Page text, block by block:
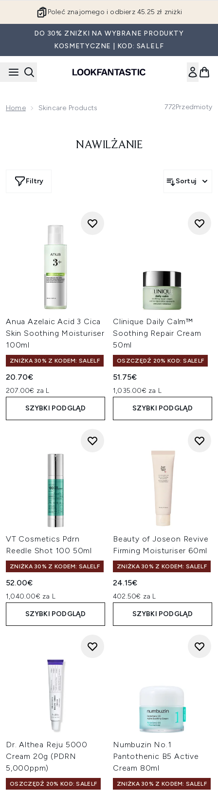
Poleć znajomego i odbierz 45.25 zł zniżki
DO 30% ZNIŻKI NA WYBRANE PRODUKTY
KOSMETYCZNE | KOD: SALELF
Home Skincare Products 772Przedmioty
NAWILŻANIE
Filtry Sortuj
Anua Azelaic Acid 3 Cica
Skin Soothing Moisturiser
100ml
ZNIŻKA 30% Z KODEM: SALELF
20.70€
207.00€ za L
SZYBKI PODGLĄD
Clinique Daily Calm™
Soothing Repair Cream
50ml
OSZCZĘDŹ 20% KOD: SALELF
51.75€
1,035.00€ za L
SZYBKI PODGLĄD
VT Cosmetics Pdrn
Reedle Shot 100 50ml
ZNIŻKA 30% Z KODEM: SALELF
52.00€
1,040.00€ za L
SZYBKI PODGLĄD
Beauty of Joseon Revive
Firming Moisturiser 60ml
ZNIŻKA 30% Z KODEM: SALELF
24.15€
402.50€ za L
SZYBKI PODGLĄD
Dr. Althea Reju 5000
Cream 20g (PDRN
5,000ppm)
OSZCZĘDŹ 20% KOD: SALELF
Numbuzin No.1
Pantothenic B5 Active
Cream 80ml
ZNIŻKA 30% Z KODEM: SALELF